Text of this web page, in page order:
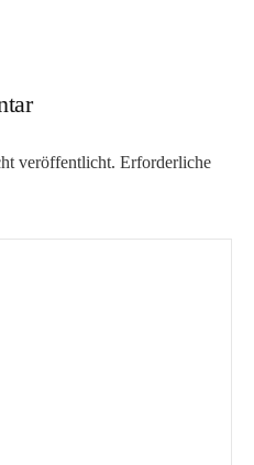
veröffentlicht. Erforderliche